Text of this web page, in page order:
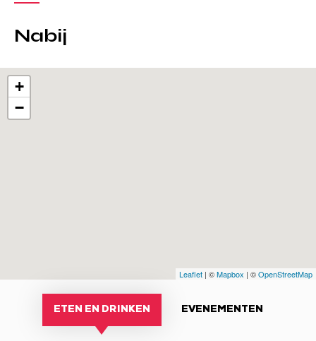
Nabij
+
−
Leaflet | ©Mapbox | ©OpenStreetMap
ETEN EN DRINKEN EVENEMENTEN